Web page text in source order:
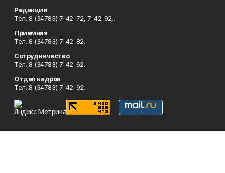
Редакция
Тел. 8 (34783) 7-42-72, 7-42-92..
Приемная
Тел. 8 (34783) 7-42-82.
Сотрудничество
Тел. 8 (34783) 7-42-62.
Отдел кадров
Тел. 8 (34783) 7-42-92.